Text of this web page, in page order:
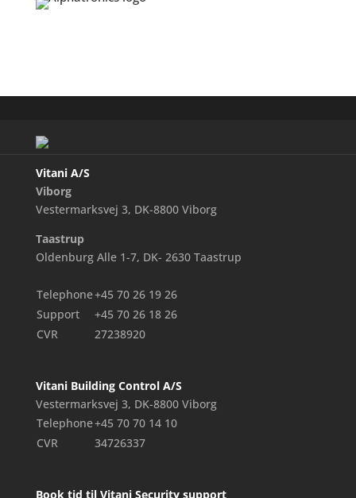
Vitani A/S
Viborg
Vestermarksvej 3, DK-8800 Viborg
Taastrup
Oldenburg Alle 1-7, DK- 2630 Taastrup
Telephone+45 70 26 19 26
Support
+45 70 26 18 26
CVR
27238920
Vitani Building Control A/S
Vestermarksvej 3, DK-8800 Viborg
Telephone+45 70 70 14 10
CVR
34726337
Book tid til Vitani Security support